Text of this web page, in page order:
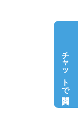
チャットで質問